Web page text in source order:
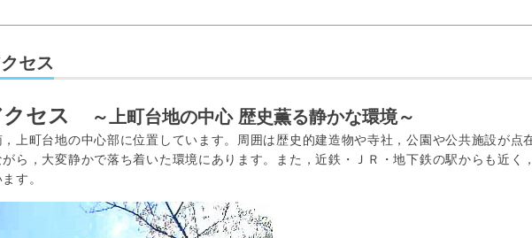
セス
クセス ～上町台地の中心 歴史薫る静かな環境～
上町台地の中心部に位置しています。周囲は歴史的建造物や寺社，公園や公共施設が点
ら，大変静かで落ち着いた環境にあります。また，近鉄・ＪＲ・地下鉄の駅からも近く
す。